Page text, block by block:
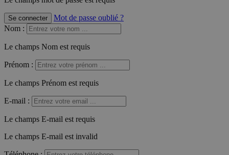
Se connecter
Mot de passe oublié ?
Nom :
Le champs Nom est requis
Prénom :
Le champs Prénom est requis
E-mail :
Le champs E-mail est requis
Le champs E-mail est invalid